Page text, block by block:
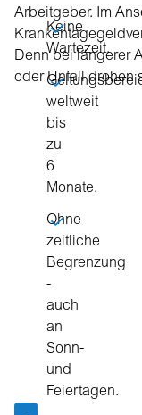
Keine
Wartezeit.
weltweit
bis
zu
6
Monate.
Ohne
zeitliche
Begrenzung
-
auch
an
Sonn-
und
Feiertagen.
Arbeitgeber. Im
Denn bei längerer
oder Unfall drohen